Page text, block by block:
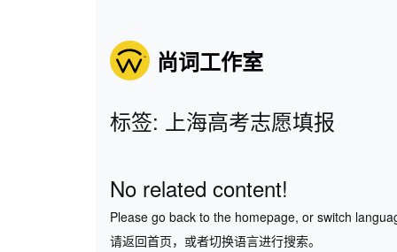
尚词工作室
标签: 上海高考志愿填报
No related content!
Please go back to the homepage, or switch
请返回首页，或者切换语言进行搜索。